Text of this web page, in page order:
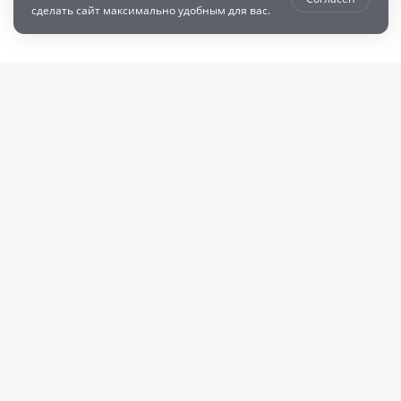
сделать сайт максимально удобным для вас.